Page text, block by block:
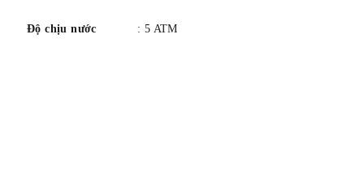
Độ chịu nước : 5 ATM